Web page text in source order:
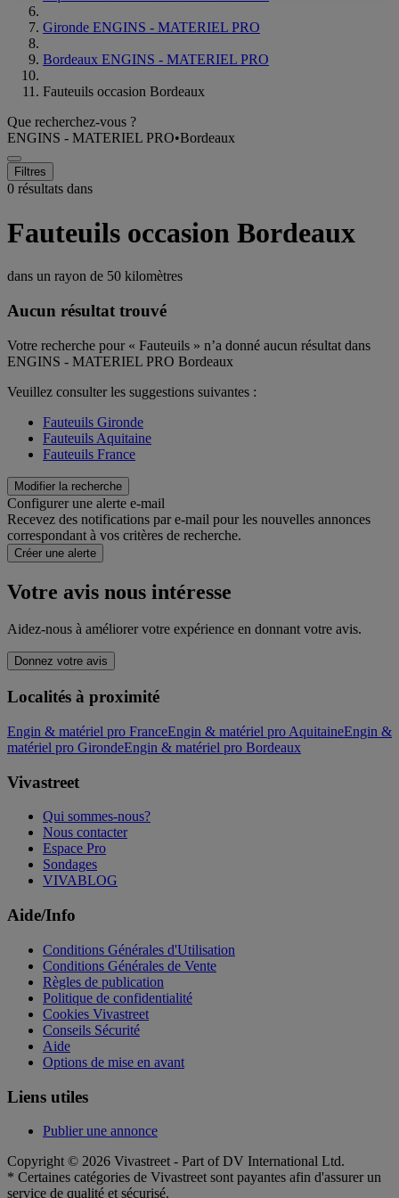
Gironde ENGINS - MATERIEL PRO
Bordeaux ENGINS - MATERIEL PRO
Fauteuils occasion Bordeaux
Que recherchez-vous ?
ENGINS - MATERIEL PRO•Bordeaux
Filtres
0 résultats dans
Fauteuils occasion Bordeaux
dans un rayon de 50 kilomètres
Aucun résultat trouvé
Votre recherche pour « Fauteuils » n’a donné aucun résultat dans
ENGINS - MATERIEL PRO Bordeaux
Veuillez consulter les suggestions suivantes :
Fauteuils Gironde
Fauteuils Aquitaine
Fauteuils France
Modifier la recherche
Configurer une alerte e-mail
Recevez des notifications par e-mail pour les nouvelles annonces
correspondant à vos critères de recherche.
Créer une alerte
Votre avis nous intéresse
Aidez-nous à améliorer votre expérience en donnant votre avis.
Donnez votre avis
Localités à proximité
Engin & matériel pro FranceEngin & matériel pro AquitaineEngin &
matériel pro GirondeEngin & matériel pro Bordeaux
Vivastreet
Qui sommes-nous?
Nous contacter
Espace Pro
Sondages
VIVABLOG
Aide/Info
Conditions Générales d'Utilisation
Conditions Générales de Vente
Règles de publication
Politique de confidentialité
Cookies Vivastreet
Conseils Sécurité
Aide
Options de mise en avant
Liens utiles
Publier une annonce
Copyright © 2026 Vivastreet - Part of DV International Ltd.
* Certaines catégories de Vivastreet sont payantes afin d'assurer un
service de qualité et sécurisé.